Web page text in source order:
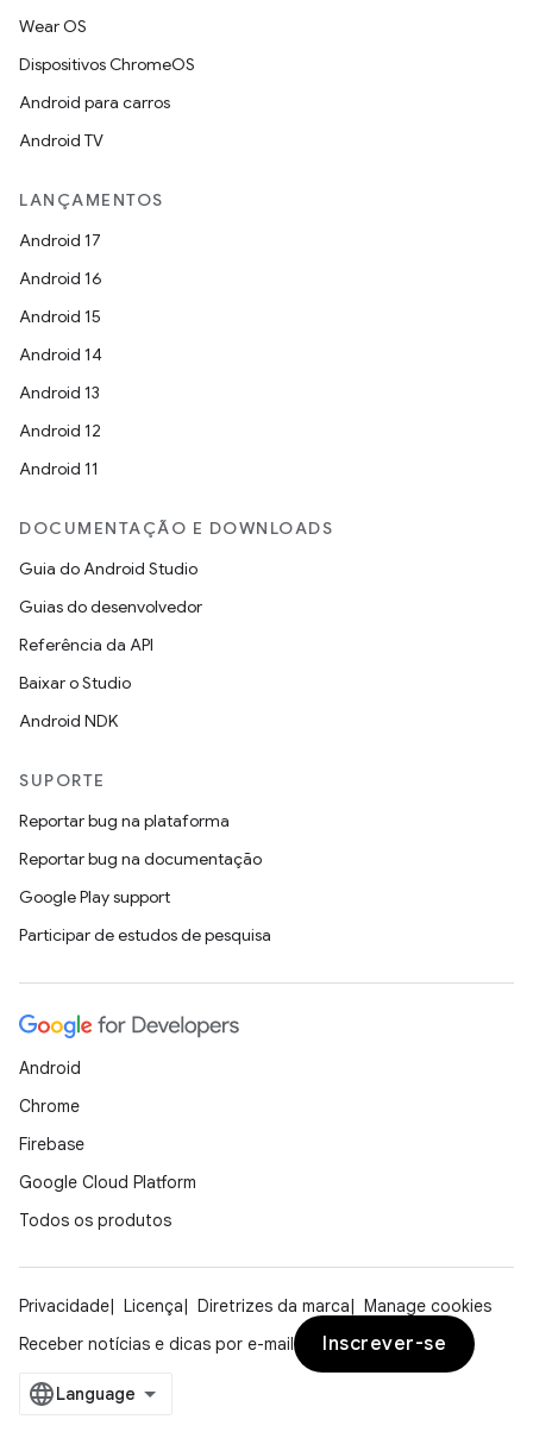
Wear OS
Dispositivos ChromeOS
Android para carros
Android TV
LANÇAMENTOS
Android 17
Android 16
Android 15
Android 14
Android 13
Android 12
Android 11
DOCUMENTAÇÃO E DOWNLOADS
Guia do Android Studio
Guias do desenvolvedor
Referência da API
Baixar o Studio
Android NDK
SUPORTE
Reportar bug na plataforma
Reportar bug na documentação
Google Play support
Participar de estudos de pesquisa
Android
Chrome
Firebase
Google Cloud Platform
Todos os produtos
Privacidade Licença Diretrizes da marca
Manage cookies
Receber notícias e dicas por e-mail
Inscrever-se